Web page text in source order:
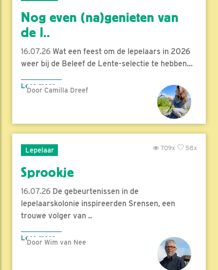
Nog even (na)genieten van
de l..
16.07.26 Wat een feest om de lepelaars in 2026
weer bij de Beleef de Lente-selectie te hebben...
Lees meer
Door Camilla Dreef
Lepelaar 58x
709x
Sprookje
16.07.26 De gebeurtenissen in de
lepelaarskolonie inspireerden Srensen, een
trouwe volger van ..
Lees meer
Door Wim van Nee